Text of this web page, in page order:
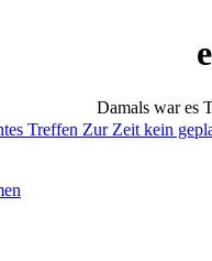
Damals war es
Zur Zeit kein